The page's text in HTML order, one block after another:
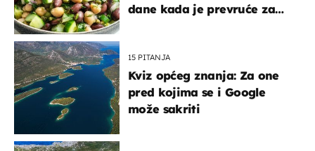
dane kada je prevruće za
15 PITANJA
Kviz općeg znanja: Za one
pred kojima se i Google
može sakriti